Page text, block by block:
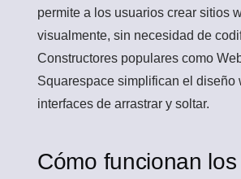
permite a los usuarios crear sitios
visualmente, sin necesidad de
Constructores populares como
Squarespace simplifican el diseño
interfaces de arrastrar y soltar.
Cómo funcionan los